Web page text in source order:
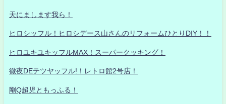
天にまします我ら！
ヒロシッフル！ヒロシデース山さんのリフォームひとりDIY！！
ヒロユキユキッフルMAX！スーパークッキング！
徹夜DEテツヤッフル!！レトロ館2号店！
剛Q超児ともっふる！